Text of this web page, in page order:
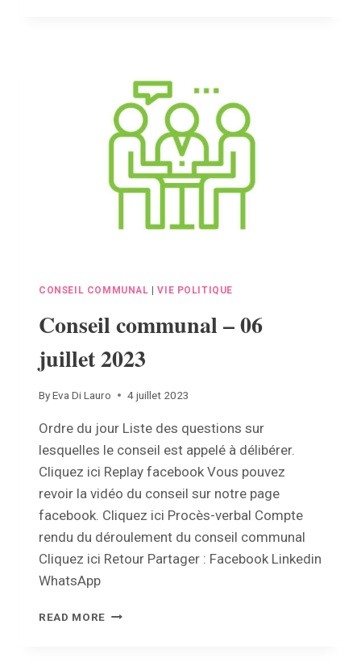
SUR
LA
COMMUNE
BRUYÈRE
CONSEIL COMMUNAL |VIE POLITIQUE
Conseil communal – 06
juillet 2023
ByEva Di Lauro 4 juillet 2023
Ordre du jour Liste des questions sur
lesquelles le conseil est appelé à délibérer.
Cliquez ici Replay facebook Vous pouvez
revoir la vidéo du conseil sur notre page
facebook. Cliquez ici Procès-verbal Compte
rendu du déroulement du conseil communal
Cliquez ici Retour Partager : Facebook Linkedin
WhatsApp
READ MORE CONSEIL